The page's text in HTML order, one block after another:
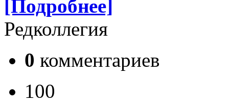
[Подробнее]
Редколлегия
0 комментариев
100